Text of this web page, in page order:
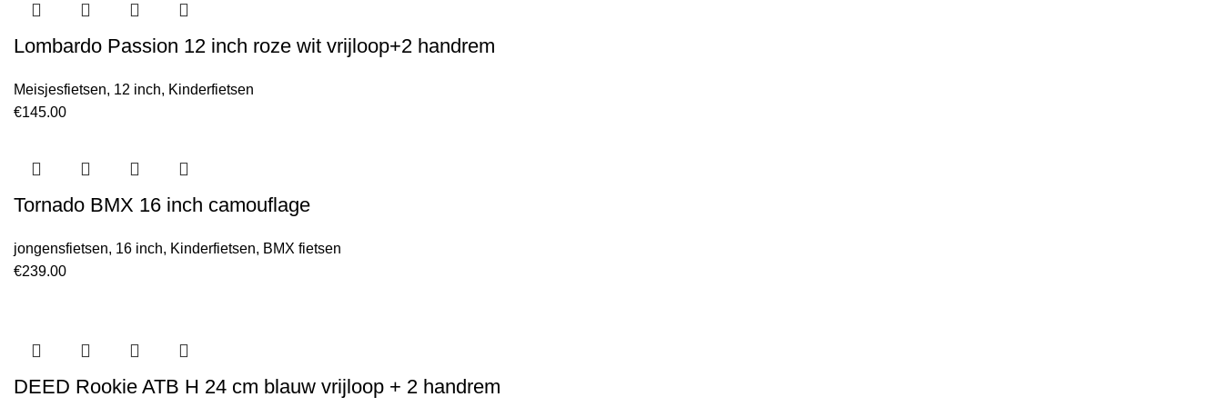
Lombardo Passion 12 inch roze wit vrijloop+2 handrem
Meisjesfietsen, 12 inch, Kinderfietsen
€145.00
Tornado BMX 16 inch camouflage
jongensfietsen, 16 inch, Kinderfietsen, BMX fietsen
€239.00
DEED Rookie ATB H 24 cm blauw vrijloop + 2 handrem